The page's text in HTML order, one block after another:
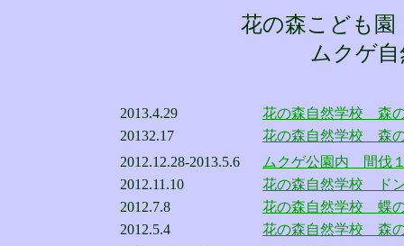
花の森こども
ムクゲ自
2013.4.29
花の森自然学校 森
20132.17
花の森自然学校 森
2012.12.28-2013.5.6
ムクゲ公園内 間伐
2012.11.10
花の森自然学校 ド
2012.7.8
花の森自然学校 蝶
2012.5.4
花の森自然学校 森